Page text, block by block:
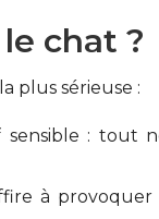
chat ?
plus sérieuse :
: tout
à